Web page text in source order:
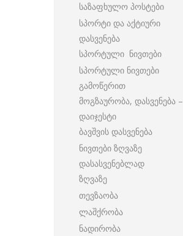
საზაფხულო პოსტები
სპორტი და აქტიური
დასვენება
სპორტული ნივთები
სპორტული ნივთები
გამოწერით
მოგზაურობა, დასვენება –
დაიჯესტი
ბავშვის დასვენება
ნივთები ზღვაზე
დასასვენებლად
ზღვაზე
თევზაობა
ლაშქრობა
ნადირობა